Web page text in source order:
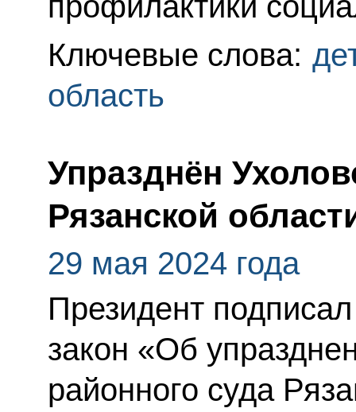
Ключевые слова:
область
Упразднён
Рязанской
29 мая 2024 года
Президент
закон «Об
районного суда